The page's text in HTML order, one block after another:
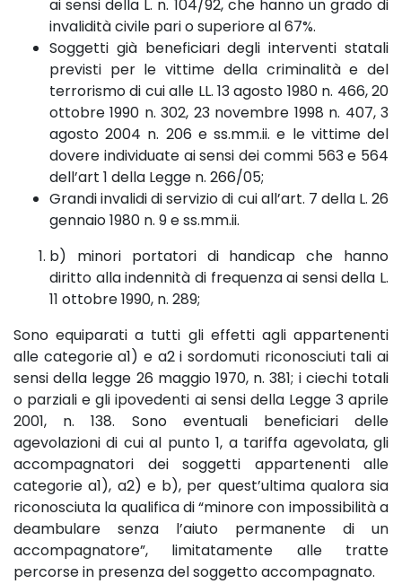
ai sensi della L. n. 104/92, che hanno un grado di
invalidità civile pari o superiore al 67%.
Soggetti già beneficiari degli interventi statali
previsti per le vittime della criminalità e del
terrorismo di cui alle LL. 13 agosto 1980 n. 466, 20
ottobre 1990 n. 302, 23 novembre 1998 n. 407, 3
agosto 2004 n. 206 e ss.mm.ii. e le vittime del
dovere individuate ai sensi dei commi 563 e 564
dell’art 1 della Legge n. 266/05;
Grandi invalidi di servizio di cui all’art. 7 della L. 26
gennaio 1980 n. 9 e ss.mm.ii.
b) minori portatori di handicap che hanno
diritto alla indennità di frequenza ai sensi della L.
11 ottobre 1990, n. 289;
Sono equiparati a tutti gli effetti agli appartenenti
alle categorie a1) e a2 i sordomuti riconosciuti tali ai
sensi della legge 26 maggio 1970, n. 381; i ciechi totali
o parziali e gli ipovedenti ai sensi della Legge 3 aprile
2001, n. 138. Sono eventuali beneficiari delle
agevolazioni di cui al punto 1, a tariffa agevolata, gli
accompagnatori dei soggetti appartenenti alle
categorie a1), a2) e b), per quest’ultima qualora sia
riconosciuta la qualifica di “minore con impossibilità a
deambulare senza l’aiuto permanente di un
accompagnatore”, limitatamente alle tratte
percorse in presenza del soggetto accompagnato.